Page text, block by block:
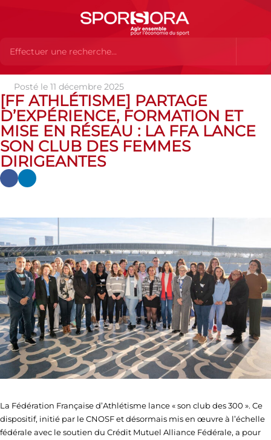
Actualités Actualités Actualités des MEMBRES
Athlétisme] Partage d’expérience, formation et mise en réseau : La
FFA lance son club des femmes dirigeantes
Posté le 11 décembre 2025
[FF ATHLÉTISME] PARTAGE
D’EXPÉRIENCE, FORMATION ET
MISE EN RÉSEAU : LA FFA LANCE
SON CLUB DES FEMMES
DIRIGEANTES
La Fédération Française d’Athlétisme lance « son club des 300 ». Ce
dispositif, initié par le CNOSF et désormais mis en œuvre à l’échelle
fédérale avec le soutien du Crédit Mutuel Alliance Fédérale, a pour